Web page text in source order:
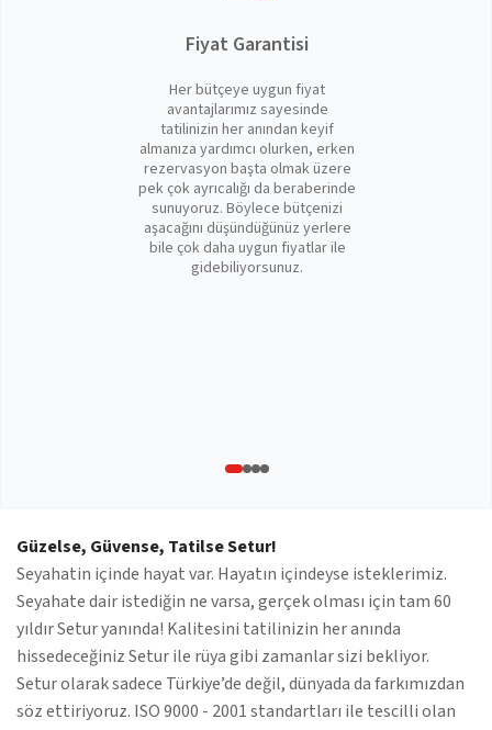
Fiyat Garantisi
Her bütçeye uygun fiyat
avantajlarımız sayesinde
tatilinizin her anından keyif
almanıza yardımcı olurken, erken
rezervasyon başta olmak üzere
pek çok ayrıcalığı da beraberinde
sunuyoruz. Böylece bütçenizi
aşacağını düşündüğünüz yerlere
bile çok daha uygun fiyatlar ile
gidebiliyorsunuz.
Güzelse, Güvense, Tatilse Setur!
Seyahatin içinde hayat var. Hayatın içindeyse isteklerimiz.
Seyahate dair istediğin ne varsa, gerçek olması için tam 60
yıldır Setur yanında! Kalitesini tatilinizin her anında
hissedeceğiniz Setur ile rüya gibi zamanlar sizi bekliyor.
Setur olarak sadece Türkiye’de değil, dünyada da farkımızdan
söz ettiriyoruz. ISO 9000 - 2001 standartları ile tescilli olan